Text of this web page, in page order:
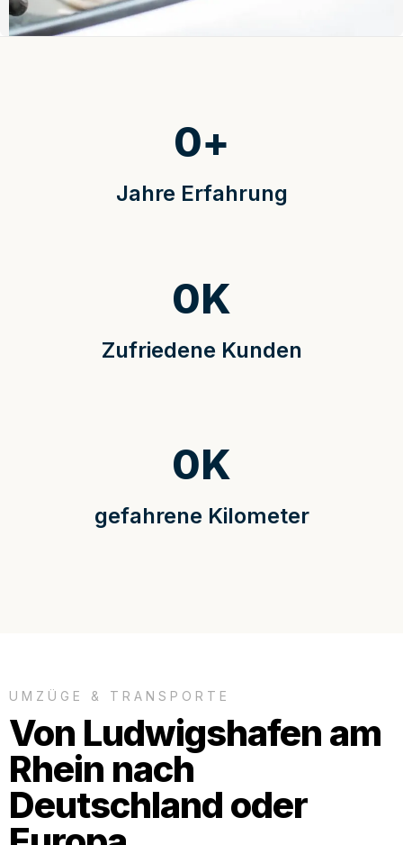
Jahre Erfahrung
0+
Zufriedene Kunden
0K
gefahrene Kilometer
0K
UMZÜGE & TRANSPORTE
Von Ludwigshafen am
Rhein nach
Deutschland oder